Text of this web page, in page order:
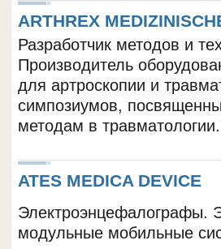
ARTHREX
Разработчик методов и
Производитель
для артроскопии и
симпозиумов,
методам в
ATES MEDICA DEVICE
Электроэнцефалографы.
модульные мобильные